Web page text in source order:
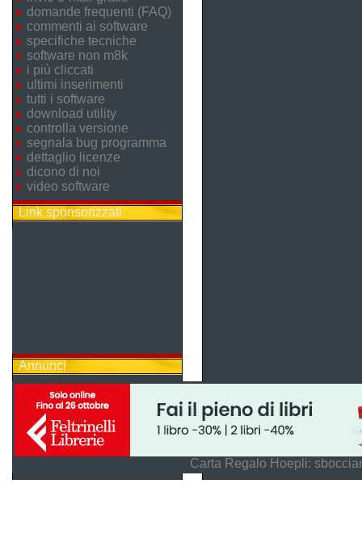
domande frequenti (FAQ)
commenti ai software
specifiche tecniche
software non m8k
i più cliccati
ultimi inserimenti
tutti i software
download utility
controlla versione
segnala bug programma
dettaglio licenze
dicono di noi
video software
Link sponsorizzati
Annunci
Carta Regalo Hoepli: